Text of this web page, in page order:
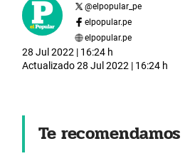
@elpopular_pe
elpopular.pe
elpopular.pe
28 Jul 2022 | 16:24 h
Actualizado28 Jul 2022 | 16:24 h
Te recomendamos